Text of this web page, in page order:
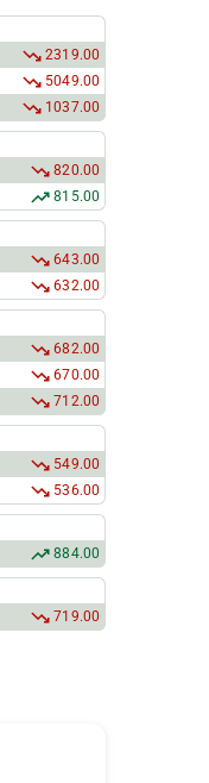
2319.00
5049.00
1037.00
820.00
815.00
643.00
632.00
682.00
670.00
712.00
549.00
536.00
884.00
719.00